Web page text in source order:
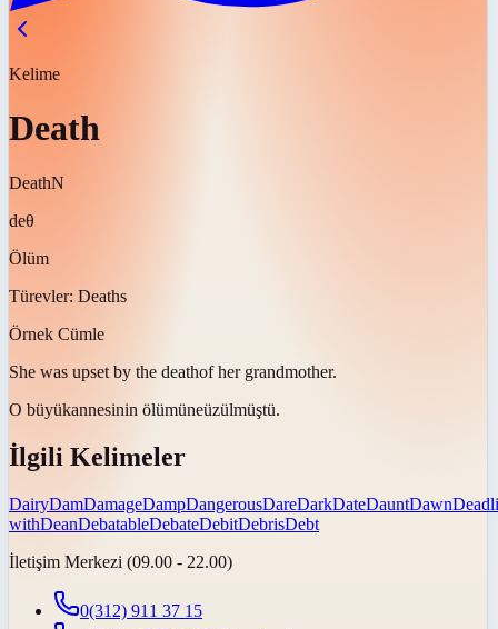
Kelime
Death
DeathN
deθ
Ölüm
Türevler: Deaths
Örnek Cümle
She was upset by the deathof her grandmother.
O büyükannesinin ölümüneüzülmüştü.
İlgili Kelimeler
DairyDamDamageDampDangerousDareDarkDateDauntDawn
withDeanDebatableDebateDebitDebrisDebt
İletişim Merkezi (09.00 - 22.00)
0(312) 911 37 15